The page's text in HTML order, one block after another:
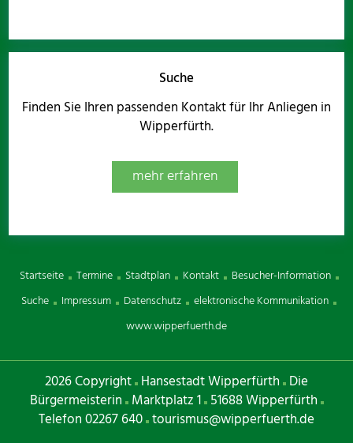
Suche
Finden Sie Ihren passenden Kontakt für Ihr Anliegen in
Wipperfürth.
mehr erfahren
Startseite Termine Stadtplan Kontakt
Besucher-Information
Suche
Impressum Datenschutz
elektronische Kommunikation
www.wipperfuerth.de
2026 Copyright Hansestadt Wipperfürth Die
Bürgermeisterin Marktplatz 1 51688 Wipperfürth
Telefon 02267 640 tourismus@wipperfuerth.de